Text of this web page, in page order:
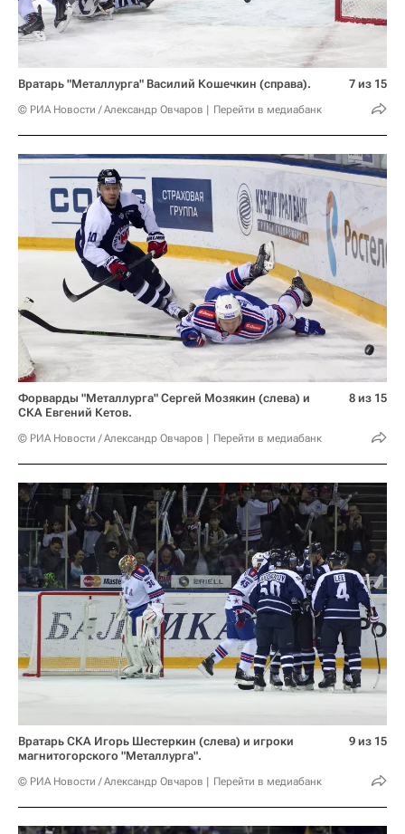
Вратарь "Металлурга" Василий Кошечкин (справа).
© РИА Новости / Александр Овчаров Перейти в медиабанк
7 из 15
Форварды "Металлурга" Сергей Мозякин (слева) и
СКА Евгений Кетов.
© РИА Новости / Александр Овчаров Перейти в медиабанк
8 из 15
Вратарь СКА Игорь Шестеркин (слева) и игроки
магнитогорского "Металлурга".
© РИА Новости / Александр Овчаров Перейти в медиабанк
9 из 15